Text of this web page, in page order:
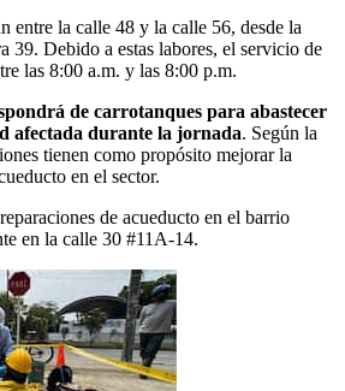
entre la calle 48 y la calle 56, desde la
39. Debido a estas labores, el servicio de
las 8:00 a.m. y las 8:00 p.m.
de carrotanques para abastecer
afectada durante la jornada. Según la
tienen como propósito mejorar la
en el sector.
de acueducto en el barrio
en la calle 30 #11A-14.